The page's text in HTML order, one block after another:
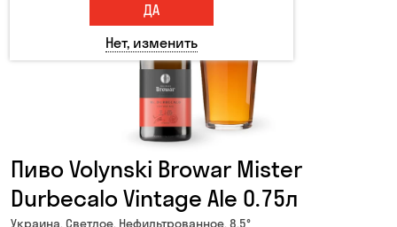
Пиво Volynski Browar Mister
Durbecalo Vintage Ale 0.75л
Украина, Светлое, Нефильтрованное, 8.5°
ДА
Нет, изменить